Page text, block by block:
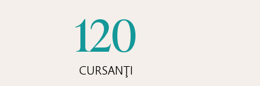
CURSANŢI
120